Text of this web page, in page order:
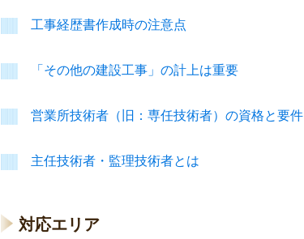
工事経歴書作成時の注意点
「その他の建設工事」の計上は重要
営業所技術者（旧：専任技術者）の資格と要件
主任技術者・監理技術者とは
対応エリア